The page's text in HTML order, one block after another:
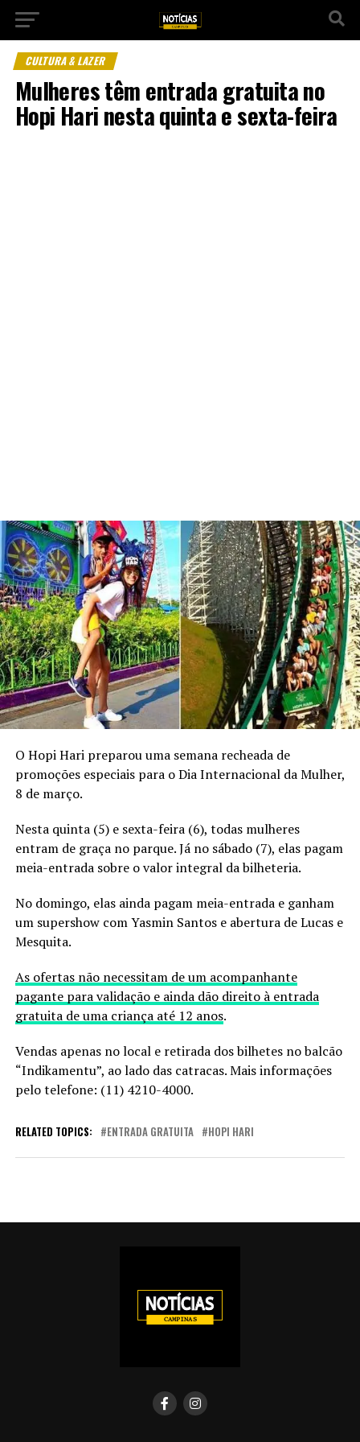
CULTURA & LAZER
Mulheres têm entrada gratuita no
Hopi Hari nesta quinta e sexta-feira
O Hopi Hari preparou uma semana recheada de
promoções especiais para o Dia Internacional da Mulher,
8 de março.
Nesta quinta (5) e sexta-feira (6), todas mulheres
entram de graça no parque. Já no sábado (7), elas pagam
meia-entrada sobre o valor integral da bilheteria.
No domingo, elas ainda pagam meia-entrada e ganham
um supershow com Yasmin Santos e abertura de Lucas e
Mesquita.
As ofertas não necessitam de um acompanhante
pagante para validação e ainda dão direito à entrada
gratuita de uma criança até 12 anos.
Vendas apenas no local e retirada dos bilhetes no balcão
“Indikamentu”, ao lado das catracas. Mais informações
pelo telefone: (11) 4210-4000.
RELATED TOPICS: ENTRADA GRATUITA HOPI HARI